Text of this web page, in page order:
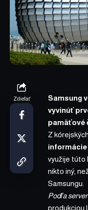
Zdieľať
Samsung
vyvinúť
pamäťové
Z
informácie
využije túto
nikto iný,
Samsungu.
Podľa
produkciou